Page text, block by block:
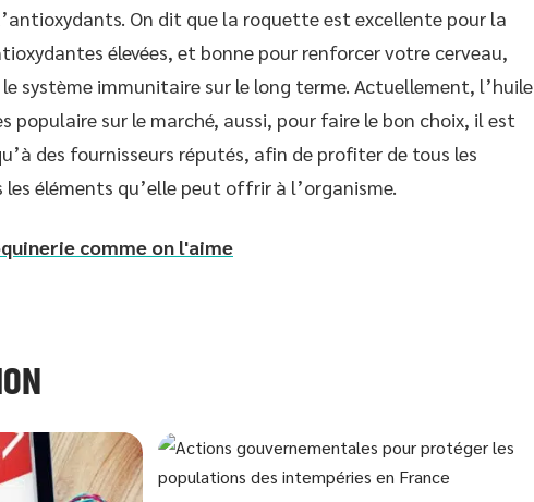
On dit que la roquette est excellente pour la
élevées, et bonne pour renforcer votre cerveau,
système immunitaire sur le long terme. Actuellement, l’huile
populaire sur le marché, aussi, pour faire le bon choix, il est
des fournisseurs réputés, afin de profiter de tous les
éléments qu’elle peut offrir à l’organisme.
comme on l'aime